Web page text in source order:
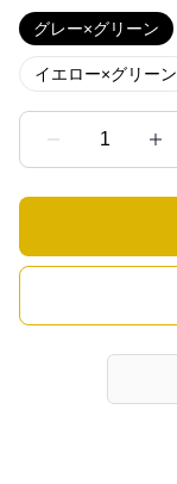
グレー×グリーン
イエロー×グリーン
1